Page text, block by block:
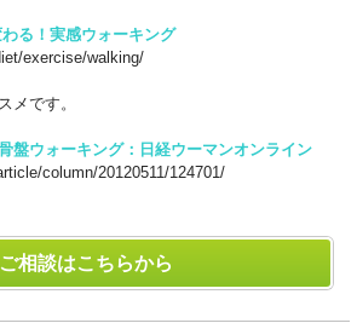
る ！ 実感ウォーキング
exercise/walking/
メです。
盤ウォーキング：日経ウーマンオンライン
column/20120511/124701/
ご相談はこちらから